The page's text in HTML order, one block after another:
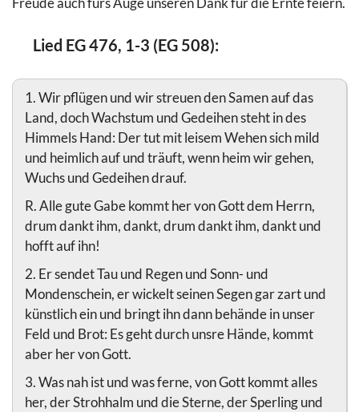
Lied EG 476, 1-3 (EG 508):
1. Wir pflügen und wir streuen den Samen auf das
Land, doch Wachstum und Gedeihen steht in des
Himmels Hand: Der tut mit leisem Wehen sich mild
und heimlich auf und träuft, wenn heim wir gehen,
Wuchs und Gedeihen drauf.
R. Alle gute Gabe kommt her von Gott dem Herrn,
drum dankt ihm, dankt, drum dankt ihm, dankt und
hofft auf ihn!
2. Er sendet Tau und Regen und Sonn- und
Mondenschein, er wickelt seinen Segen gar zart und
künstlich ein und bringt ihn dann behände in unser
Feld und Brot: Es geht durch unsre Hände, kommt
aber her von Gott.
3. Was nah ist und was ferne, von Gott kommt alles
her, der Strohhalm und die Sterne, der Sperling und